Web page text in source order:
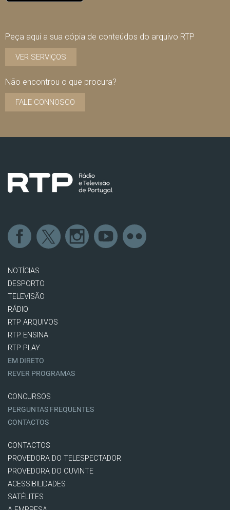
Peça aqui a sua cópia de conteúdos do arquivo RTP
VER SERVIÇOS
Não encontrou o que procura?
FALE CONNOSCO
NOTÍCIAS
DESPORTO
TELEVISÃO
RÁDIO
RTP ARQUIVOS
RTP ENSINA
RTP PLAY
EM DIRETO
REVER PROGRAMAS
CONCURSOS
PERGUNTAS FREQUENTES
CONTACTOS
CONTACTOS
PROVEDORA DO TELESPECTADOR
PROVEDORA DO OUVINTE
ACESSIBILIDADES
SATÉLITES